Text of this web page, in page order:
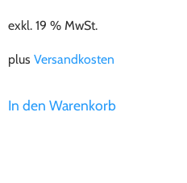
exkl. 19 % MwSt.
plus Versandkosten
In den Warenkorb